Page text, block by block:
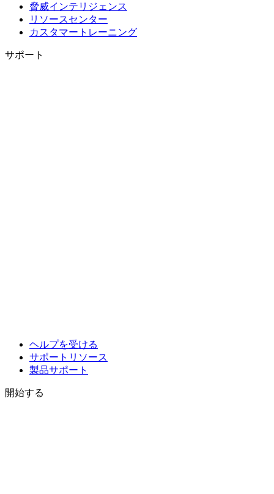
脅威インテリジェンス
リソースセンター
カスタマートレーニング
サポート
ヘルプを受ける
サポートリソース
製品サポート
開始する